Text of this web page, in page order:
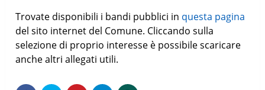
Trovate disponibili i bandi pubblici in questa pagina
del sito internet del Comune. Cliccando sulla
selezione di proprio interesse è possibile scaricare
anche altri allegati utili.